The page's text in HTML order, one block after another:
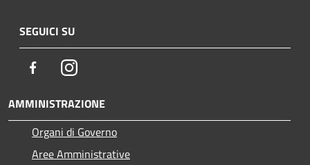
SEGUICI SU
FacebookInstagram
AMMINISTRAZIONE
Organi di Governo
Aree Amministrative